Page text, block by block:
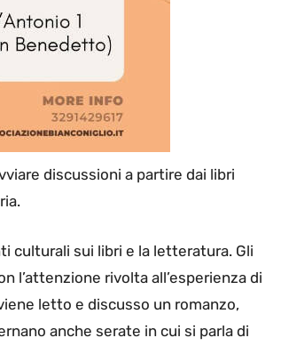
discussioni a partire dai libri
culturali sui libri e la letteratura. Gli
l’attenzione rivolta all’esperienza di
letto e discusso un romanzo,
anche serate in cui si parla di